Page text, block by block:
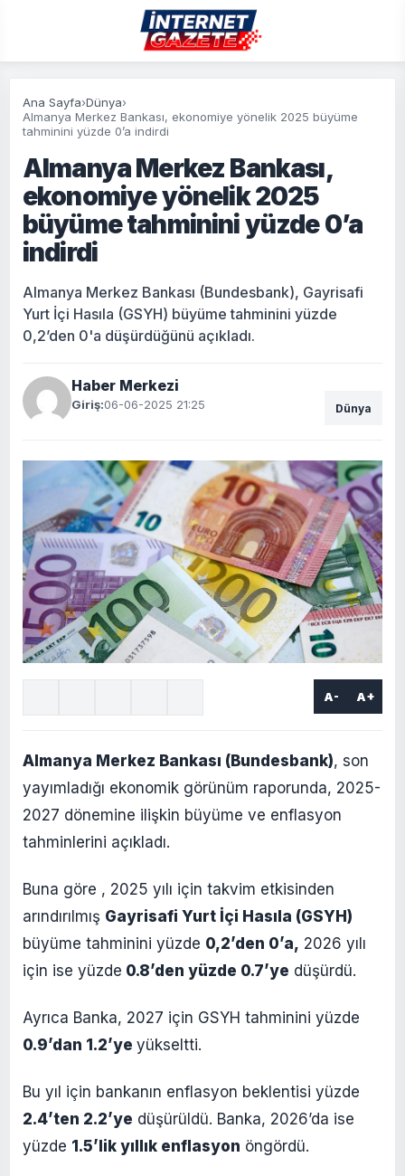
Ana Sayfa›Dünya›
Almanya Merkez Bankası, ekonomiye yönelik 2025 büyüme
tahminini yüzde 0’a indirdi
Almanya Merkez Bankası,
ekonomiye yönelik 2025
büyüme tahminini yüzde 0’a
indirdi
Almanya Merkez Bankası (Bundesbank), Gayrisafi
Yurt İçi Hasıla (GSYH) büyüme tahminini yüzde
0,2’den 0'a düşürdüğünü açıkladı.
Haber Merkezi
Giriş:06-06-2025 21:25 Dünya
A- A+
Almanya Merkez Bankası (Bundesbank), son
yayımladığı ekonomik görünüm raporunda, 2025-
2027 dönemine ilişkin büyüme ve enflasyon
tahminlerini açıkladı.
Buna göre , 2025 yılı için takvim etkisinden
arındırılmış Gayrisafi Yurt İçi Hasıla (GSYH)
büyüme tahminini yüzde 0,2’den 0’a, 2026 yılı
için ise yüzde 0.8’den yüzde 0.7’ye düşürdü.
Ayrıca Banka, 2027 için GSYH tahminini yüzde
0.9’dan 1.2’ye yükseltti.
Bu yıl için bankanın enflasyon beklentisi yüzde
2.4’ten 2.2’ye düşürüldü. Banka, 2026’da ise
yüzde 1.5’lik yıllık enflasyon öngördü.